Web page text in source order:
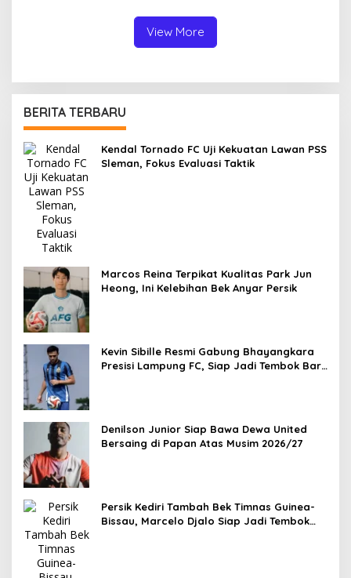
View More
BERITA TERBARU
Kendal Tornado FC Uji Kekuatan Lawan PSS
Sleman, Fokus Evaluasi Taktik
Marcos Reina Terpikat Kualitas Park Jun
Heong, Ini Kelebihan Bek Anyar Persik
Kevin Sibille Resmi Gabung Bhayangkara
Presisi Lampung FC, Siap Jadi Tembok Baru
Denilson Junior Siap Bawa Dewa United
Bersaing di Papan Atas Musim 2026/27
Persik Kediri Tambah Bek Timnas Guinea-
Bissau, Marcelo Djalo Siap Jadi Tembok